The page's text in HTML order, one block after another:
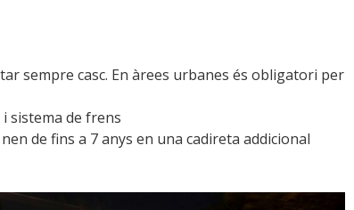
sempre casc. En àrees urbanes és obligatori per
sistema de frens
de fins a 7 anys en una cadireta addicional